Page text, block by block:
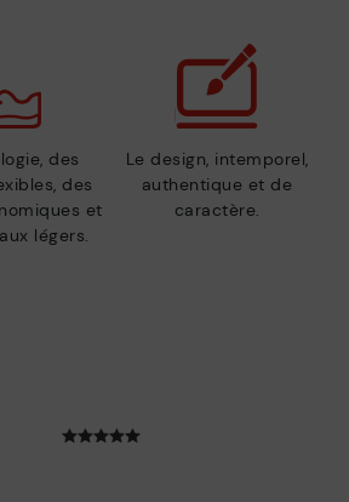
des
des
et
légers.
Le design, intemporel,
authentique et de
caractère.